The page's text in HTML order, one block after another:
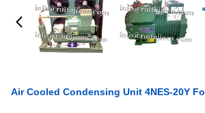
Air Cooled Condensing Unit 4NES-20Y